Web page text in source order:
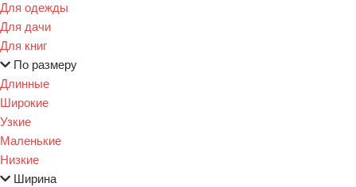
Для одежды
Для дачи
Для книг
По размеру
Длинные
Широкие
Узкие
Маленькие
Низкие
Ширина